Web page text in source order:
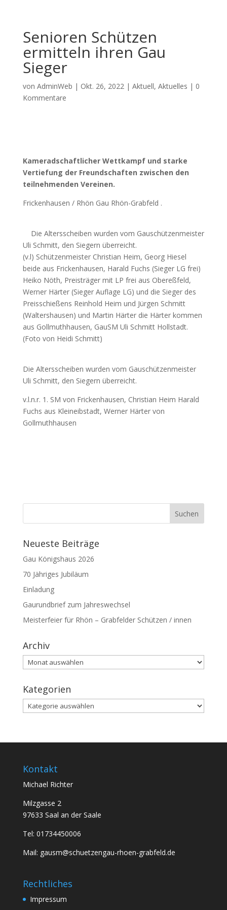
Senioren Schützen
ermitteln ihren Gau
Sieger
von AdminWeb | Okt. 26, 2022| Aktuell, Aktuelles | 0
Kommentare
Kameradschaftlicher Wettkampf und starke
Vertiefung der Freundschaften zwischen den
teilnehmenden Vereinen.
Frickenhausen / Rhön Gau Rhön-Grabfeld .
Die Altersscheiben wurden vom Gauschützenmeister
Uli Schmitt, den Siegern überreicht.
(v.l) Schützenmeister Christian Heim, Georg Hiesel
beide aus Frickenhausen, Harald Fuchs (Sieger LG frei)
Heiko Nöth, Preisträger mit LP frei aus Obereßfeld,
Werner Härter (Sieger Auflage LG) und die Sieger des
Preisschießens Reinhold Heim und Jürgen Schmitt
(Waltershausen) und Martin Härter die Härter kommen
aus Gollmuthhausen, GauSM Uli Schmitt Hollstadt.
(Foto von Heidi Schmitt)
Die Altersscheiben wurden vom Gauschützenmeister
Uli Schmitt, den Siegern überreicht.
v.l.n.r. 1. SM von Frickenhausen, Christian Heim Harald
Fuchs aus Kleineibstadt, Werner Härter von
Gollmuthhausen
Neueste Beiträge
Gau Königshaus 2026
70 Jähriges Jubiläum
Einladung
Gaurundbrief zum Jahreswechsel
Meisterfeier für Rhön – Grabfelder Schützen / innen
Archiv
Archiv
Kategorien
Kategorien
Kontakt
Michael Richter
Milzgasse 2
97633 Saal an der Saale
Tel: 01734450006
Mail: gausm@schuetzengau-rhoen-grabfeld.de
Rechtliches
Impressum